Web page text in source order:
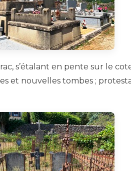
s’étalant en pente sur le
et nouvelles tombes ;